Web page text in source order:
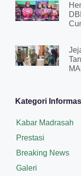
Kategori
Kabar Madrasah
Prestasi
Breaking News
Galeri